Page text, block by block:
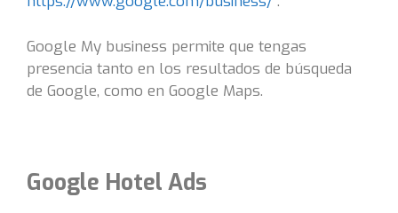
Google My business permite que tengas
presencia tanto en los resultados de búsqueda
de Google, como en Google Maps.
Google Hotel Ads